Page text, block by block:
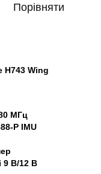
Порівняти
H743 Wing
МГц
P IMU
9 В/12 В